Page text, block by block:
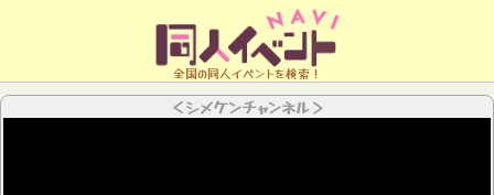
全国の同人イベントを検索！
＜シメケンチャンネル＞